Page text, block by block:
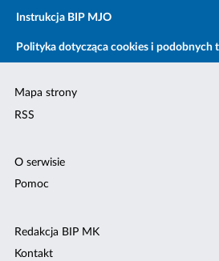
Instrukcja BIP MJO
Polityka dotycząca cookies i podobnych
Mapa strony
RSS
O serwisie
Pomoc
Redakcja BIP MK
Kontakt